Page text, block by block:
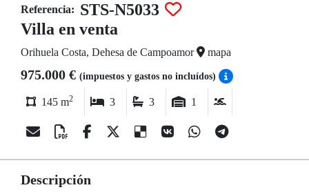
Referencia: STS-N5033
Villa en venta
Orihuela Costa, Dehesa de Campoamor mapa
975.000 € (impuestos y gastos no incluídos)
145 m2 3 3 1
Descripción